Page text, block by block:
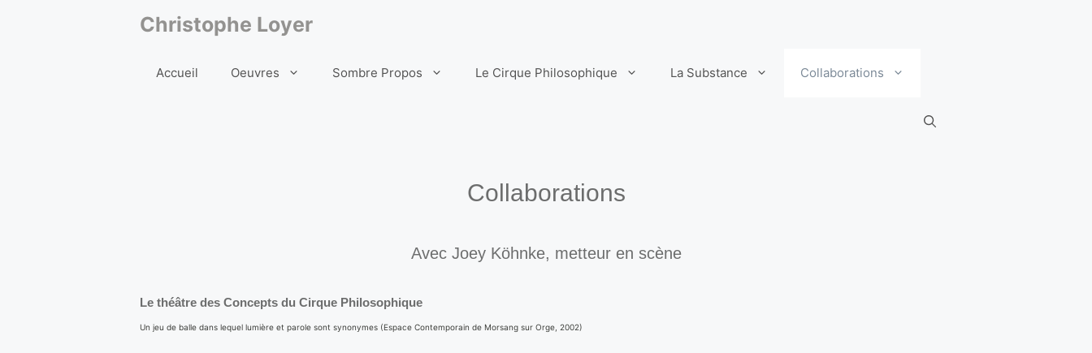
Christophe Loyer
Accueil Oeuvres Sombre Propos Le Cirque Philosophique La Substance Collaborations
Collaborations
Avec Joey Köhnke, metteur en scène
Le théâtre des Concepts du Cirque Philosophique
Un jeu de balle dans lequel lumière et parole sont synonymes (Espace Contemporain de Morsang sur Orge, 2002)